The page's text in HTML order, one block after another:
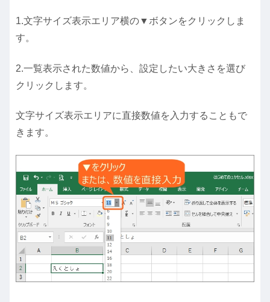
1.文字サイズ表示エリア横の▼ボタンをクリックしま
す。
2.一覧表示された数値から、設定したい大きさを選び
クリックします。
文字サイズ表示エリアに直接数値を入力することもで
きます。